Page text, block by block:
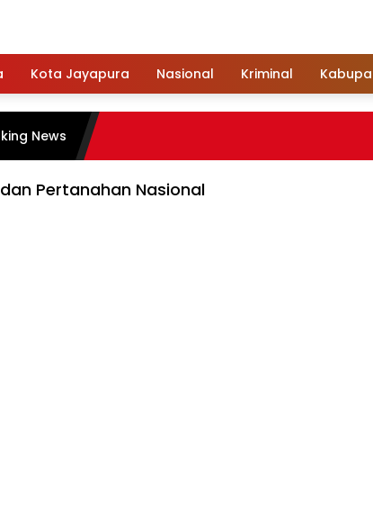
Kota Jayapura Nasional Kriminal
News
Pertanahan Nasional